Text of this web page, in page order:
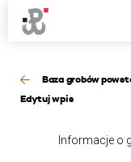
Baza grobów
Edytuj wpis
Informacje o